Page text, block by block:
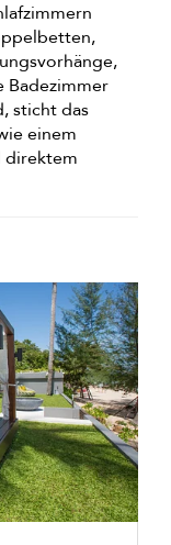
Badezimmer
sticht das
einem
direktem